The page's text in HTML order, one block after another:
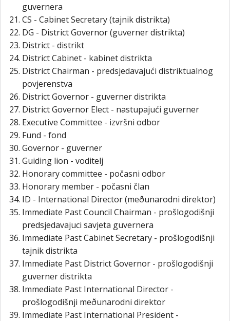
guvernera
CS - Cabinet Secretary (tajnik distrikta)
DG - District Governor (guverner distrikta)
District - distrikt
District Cabinet - kabinet distrikta
District Chairman - predsjedavajući distriktualnog
povjerenstva
District Governor - guverner distrikta
District Governor Elect - nastupajući guverner
Executive Committee - izvršni odbor
Fund - fond
Governor - guverner
Guiding lion - voditelj
Honorary committee - počasni odbor
Honorary member - počasni član
ID - International Director (meðunarodni direktor)
Immediate Past Council Chairman - prošlogodišnji
predsjedavajuci savjeta guvernera
Immediate Past Cabinet Secretary - prošlogodišnji
tajnik distrikta
Immediate Past District Governor - prošlogodišnji
guverner distrikta
Immediate Past International Director -
prošlogodišnji meðunarodni direktor
Immediate Past International President -